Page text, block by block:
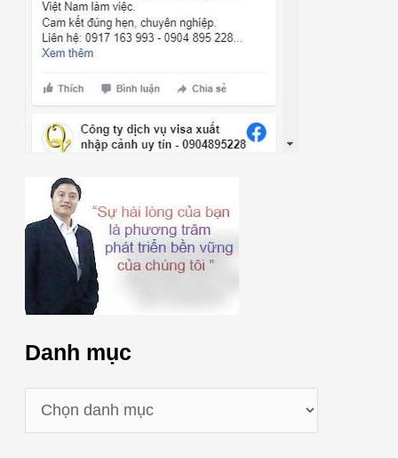
Danh mục
a